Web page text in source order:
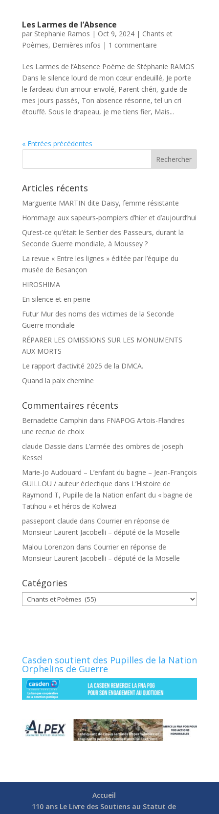
Les Larmes de l’Absence
par Stephanie Ramos | Oct 9, 2024| Chants et
Poèmes, Dernières infos | 1 commentaire
Les Larmes de l’Absence Poème de Stéphanie RAMOS
Dans le silence lourd de mon cœur endeuillé, Je porte
le fardeau d’un amour envolé, Parent chéri, guide de
mes jours passés, Ton absence résonne, tel un cri
étouffé. Sous le drapeau, je me tiens fier, Mais...
« Entrées précédentes
Articles récents
Marguerite MARTIN dite Daisy, femme résistante
Hommage aux sapeurs-pompiers d’hier et d’aujourd’hui
Qu’est-ce qu’était le Sentier des Passeurs, durant la
Seconde Guerre mondiale, à Moussey ?
La revue « Entre les lignes » éditée par l’équipe du
musée de Besançon
HIROSHIMA
En silence et en peine
Futur Mur des noms des victimes de la Seconde
Guerre mondiale
RÉPARER LES OMISSIONS SUR LES MONUMENTS
AUX MORTS
Le rapport d’activité 2025 de la DMCA.
Quand la paix chemine
Commentaires récents
Bernadette Camphin dans FNAPOG Artois-Flandres
une recrue de choix
claude Dassie dans L’armée des ombres de joseph
Kessel
Marie-Jo Audouard – L’enfant du bagne – Jean-François
GUILLOU / auteur éclectique dans L’Histoire de
Raymond T, Pupille de la Nation enfant du « bagne de
Tatihou » et héros de Kolwezi
passepont claude dans Courrier en réponse de
Monsieur Laurent Jacobelli – député de la Moselle
Malou Lorenzon dans Courrier en réponse de
Monsieur Laurent Jacobelli – député de la Moselle
Catégories
Catégories
Casden soutient des Pupilles de la Nation
Orphelins de Guerre
Accueil
110 ans Le Livre des Soutiens au Statut de